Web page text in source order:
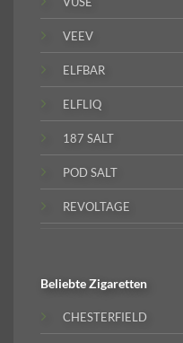
VEEV
ELFBAR
ELFLIQ
187 SALT
POD SALT
REVOLTAGE
BeliebteZigaretten
CHESTERFIELD